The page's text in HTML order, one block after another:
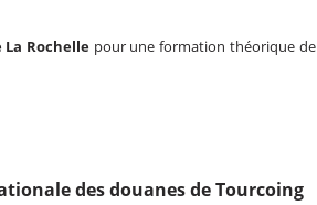
La Rochelle pour une formation théorique de
des douanes de Tourcoing